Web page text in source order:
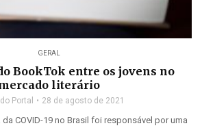
GERAL
BookTok entre os jovens no
literário
Portal 28 de agosto de 2021
COVID-19 no Brasil foi responsável por uma